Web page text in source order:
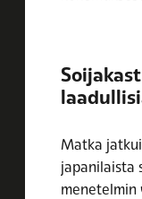
Matka
japanilaista
menetelmin